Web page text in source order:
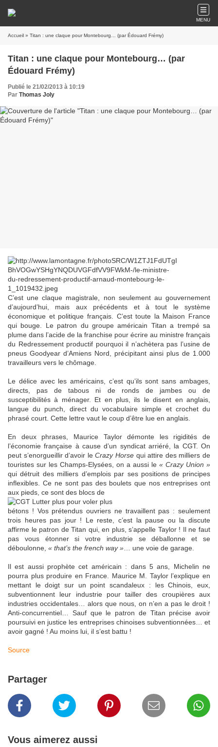
MENU
Accueil » Titan : une claque pour Montebourg… (par Édouard Frémy)
Titan : une claque pour Montebourg… (par
Édouard Frémy)
Publié le 21/02/2013 à 10:19
Par Thomas Joly
C’est une claque magistrale, non seulement au gouvernement
d’aujourd’hui, mais aux précédents et à tout le système
économique et politique français. C’est toute la Maison France
qui bouge. Le patron du groupe américain Titan a trempé sa
plume dans l’acide de la franchise pour écrire au ministre français
du Redressement productif pourquoi il n’achètera pas l’usine de
pneus Goodyear d’Amiens Nord, précipitant ainsi plus de 1.000
travailleurs vers le chômage.
Le délice avec les américains, c’est qu’ils sont sans ambages,
directs, pas de tabous ni de ronds de jambes ou de
susceptibilités à ménager. Et en plus, ils le disent en anglais,
langue du punch, direct du vocabulaire simple et crochet du
phrasé court. Cette lettre vaut le coup d’être lue en anglais.
En deux phrases, Maurice Taylor démonte les rigidités de
l’économie française à cause d’un syndicat arriéré, la CGT. On
peut s’enorgueillir d’avoir leCrazy Horse qui attire des milliers de
touristes sur les Champs-Elysées, on a aussi le « Crazy Union »
qui détruit des milliers d’emplois par ses positions de principes
inflexibles. Ce ne sont pas des boulets que nos entreprises ont
aux pieds, ce sont des blocs de
bétons ! Vos prétendus ouvriers ne travaillent pas : seulement
trois heures pas jour ! Le reste, c’est la pause ou la discute
affirme le patron de Titan qui, en plus, s’appelle Taylor ! Il ne faut
pas vous étonner si votre industrie se déballonne et se
déboulonne, « that’s the french way » … une voie de garage.
Il est aussi prophète cet américain : dans 5 ans, Michelin ne
pourra plus produire en France. Maurice M. Taylor l’explique en
mettant le doigt sur un point scandaleux : les Chinois, eux,
subventionnent leur industrie pour tailler des croupières aux
industries occidentales… alors que nous, on n’en a pas le droit !
Anti-concurrentiel… Sauf que le patron de Titan précise avoir
poursuivi en justice les entreprises chinoises subventionnées… et
avoir gagné ! Au moins lui, il s’est battu !
Source
Partager
Vous aimerez aussi